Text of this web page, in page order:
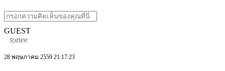
GUEST
tortee
28 พฤษภาคม 2559 21:17:23